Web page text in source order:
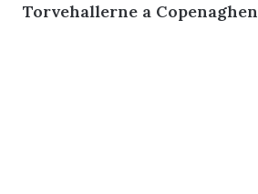
Torvehallerne a Copenaghen